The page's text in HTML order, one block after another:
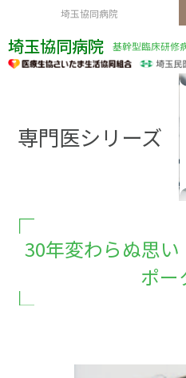
埼玉協同病院
埼玉協同病院
基幹型臨床研修
専門医シリーズ
30年変わらぬ思
ポー